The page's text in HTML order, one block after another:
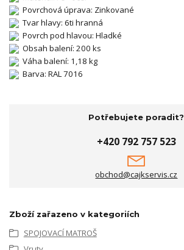
Povrchová úprava: Zinkované
Tvar hlavy: 6ti hranná
Povrch pod hlavou: Hladké
Obsah balení: 200 ks
Váha balení: 1,18 kg
Barva: RAL 7016
Potřebujete poradit?
+420 792 757 523
obchod@cajkservis.cz
Zboží zařazeno v kategoriích
SPOJOVACÍ MATROŠ